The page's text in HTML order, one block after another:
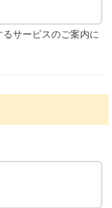
サービスのご案内に